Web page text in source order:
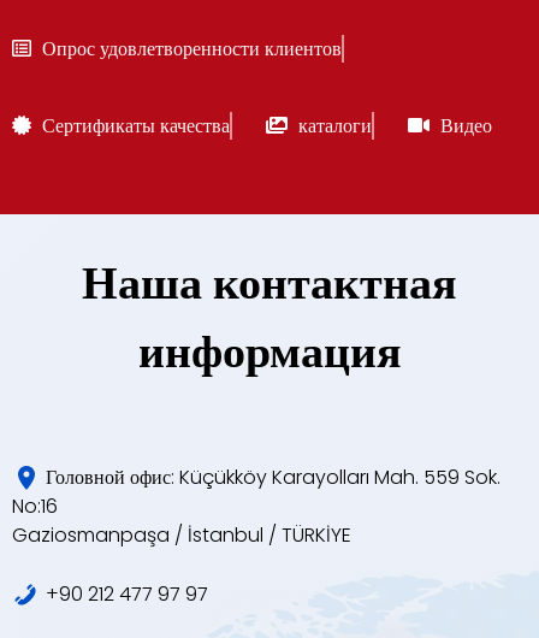
Опрос удовлетворенности клиентов
Сертификаты качества каталоги Видео
Наша контактная
информация
Головной офис: Küçükköy Karayolları Mah. 559 Sok.
No:16
Gaziosmanpaşa / İstanbul / TÜRKİYE
+90 212 477 97 97